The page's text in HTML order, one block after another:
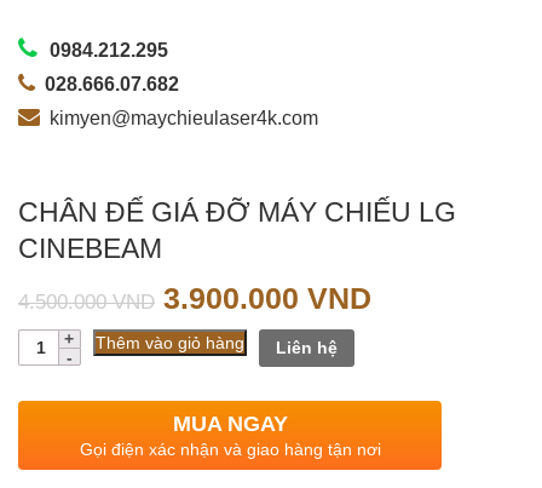
0984.212.295
028.666.07.682
kimyen@maychieulaser4k.com
CHÂN ĐẾ GIÁ ĐỠ MÁY CHIẾU LG
CINEBEAM
4.500.000VND Giá
gốc
4.500.000 VND.
3.900.000 VND
là:
3.900.000
Số
lượng
Thêm vào giỏ hàng Liên hệ
MUA NGAY
Gọi điện xác nhận và giao hàng tận nơi